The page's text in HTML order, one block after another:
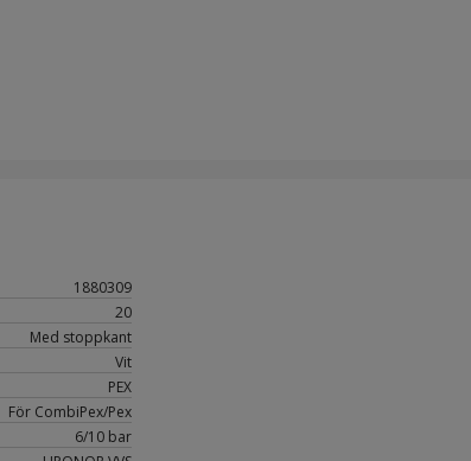
1880309
20
Med stoppkant
Vit
PEX
För CombiPex/Pex
6/10 bar